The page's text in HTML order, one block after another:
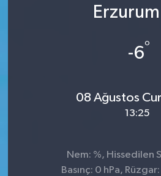
Erzurum
-6°
08 Ağustos
13:25
Nem: %, Hissedilen
Basınç: 0 hPa,